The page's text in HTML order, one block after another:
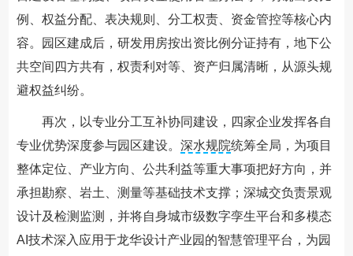
例、权益分配、表决规则、分工权责、资金管控等核心内
容。园区建成后，研发用房按出资比例分证持有，地下公
共空间四方共有，权责利对等、资产归属清晰，从源头规
避权益纠纷。
再次，以专业分工互补协同建设，四家企业发挥各自
专业优势深度参与园区建设。深水规院统筹全局，为项目
整体定位、产业方向、公共利益等重大事项把好方向，并
承担勘察、岩土、测量等基础技术支撑；深城交负责景观
设计及检测监测，并将自身城市级数字孪生平台和多模态
AI技术深入应用于龙华设计产业园的智慧管理平台，为园